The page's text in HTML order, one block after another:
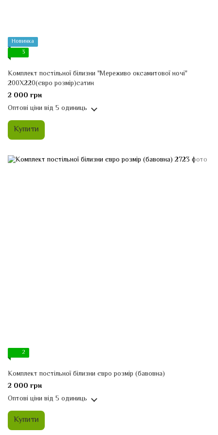
Новинка
3
Комплект постільної білизни "Мереживо оксамитової ночі"
200Х220(євро розмір)сатин
2 000 грн
Оптові ціни від 5 одиниць
Купити
2
Комплект постільної білизни євро розмір (бавовна)
2 000 грн
Оптові ціни від 5 одиниць
Купити